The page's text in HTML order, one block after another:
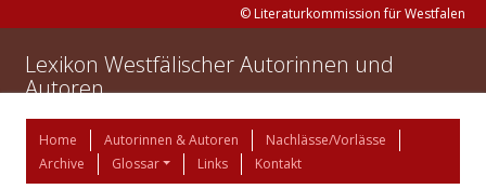
© Literaturkommission für Westfalen
Lexikon Westfälischer Autorinnen und
Autoren
Home Autorinnen & Autoren
Nachlässe/Vorlässe
Archive
Glossar Links Kontakt